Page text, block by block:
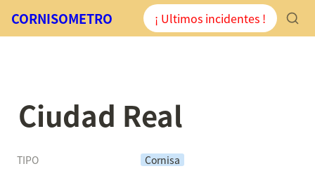
CORNISOMETRO ¡ Ultimos incidentes !
Ciudad Real
TIPO
Cornisa